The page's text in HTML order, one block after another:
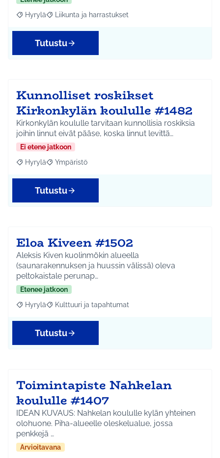
Rajaa tulokset aihepiirin mukaan: Hyrylä
Hyrylä Rajaa tulokset teeman mukaan: Liikunta ja
Liikunta ja harrastukset
Tutustu
Kunnolliset roskikset
Kirkonkylän koululle #1482
Kirkonkylän koululle tarvitaan kunnollisia roskiksia
joihin linnut eivät pääse, koska linnut levittä…
Ei etene jatkoon
Rajaa tulokset aihepiirin mukaan: Hyrylä
Hyrylä Rajaa tulokset teeman mukaan: Ympäristö
Ympäristö
Tutustu
Eloa Kiveen #1502
Aleksis Kiven kuolinmökin alueella
(saunarakennuksen ja huussin välissä) oleva
peltokaistale perunap…
Etenee jatkoon
Rajaa tulokset aihepiirin mukaan: Hyrylä
Hyrylä Rajaa tulokset teeman mukaan: Kulttuuri ja
Kulttuuri ja tapahtumat
Tutustu
Toimintapiste Nahkelan
koululle #1407
IDEAN KUVAUS: Nahkelan koululle kylän yhteinen
olohuone. Piha-alueelle oleskelualue, jossa
penkkejä …
Arvioitavana